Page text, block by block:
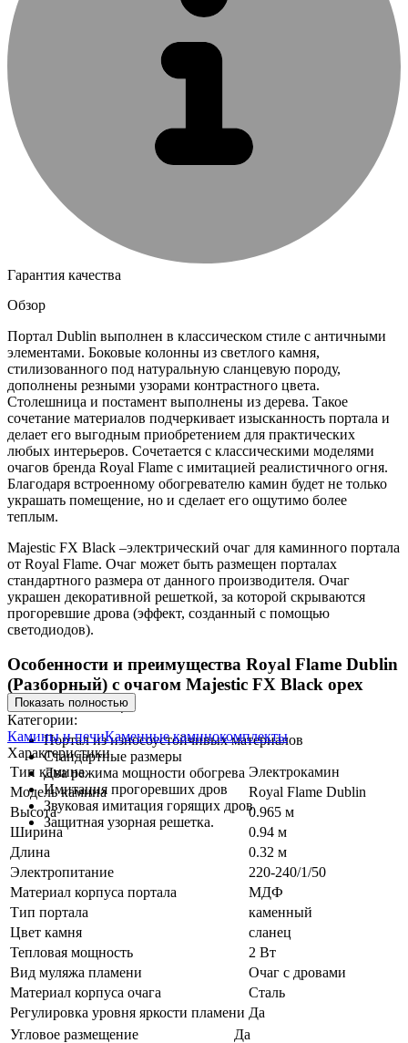
Гарантия качества
Обзор
Портал Dublin выполнен в классическом стиле с античными
элементами. Боковые колонны из светлого камня,
стилизованного под натуральную сланцевую породу,
дополнены резными узорами контрастного цвета.
Столешница и постамент выполнены из дерева. Такое
сочетание материалов подчеркивает изысканность портала и
делает его выгодным приобретением для практических
любых интерьеров. Сочетается с классическими моделями
очагов бренда Royal Flame с имитацией реалистичного огня.
Благодаря встроенному обогревателю камин будет не только
украшать помещение, но и сделает его ощутимо более
теплым.
Majestic FX Black –электрический очаг для каминного портала
от Royal Flame. Очаг может быть размещен порталах
стандартного размера от данного производителя. Очаг
украшен декоративной решеткой, за которой скрываются
прогоревшие дрова (эффект, созданный с помощью
светодиодов).
Особенности и преимущества Royal Flame Dublin
(Разборный) с очагом Majestic FX Black орех
каньон/сланец:
Портал из износоустойчивых материалов
Стандартные размеры
Два режима мощности обогрева
Имитация прогоревших дров
Звуковая имитация горящих дров
Защитная узорная решетка.
Показать полностью
Категории:
Камины и печиКаменные каминокомплекты
Характеристики
Тип камина
Электрокамин
Модель камина
Royal Flame Dublin
Высота
0.965 м
Ширина
0.94 м
Длина
0.32 м
Электропитание
220-240/1/50
Материал корпуса портала
МДФ
Тип портала
каменный
Цвет камня
сланец
Тепловая мощность
2 Вт
Вид муляжа пламени
Очаг с дровами
Материал корпуса очага
Сталь
Регулировка уровня яркости пламени Да
Угловое размещение
Да